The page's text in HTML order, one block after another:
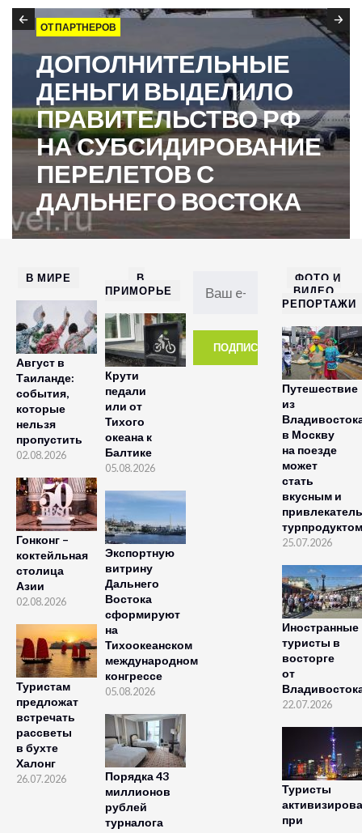
ОТ ПАРТНЕРОВ
ДОПОЛНИТЕЛЬНЫЕ
ДЕНЬГИ ВЫДЕЛИЛО
ПРАВИТЕЛЬСТВО РФ
НА СУБСИДИРОВАНИЕ
ПЕРЕЛЕТОВ С
ДАЛЬНЕГО ВОСТОКА
В МИРЕ
Август в
Таиланде:
события,
которые
нельзя
пропустить
02.08.2026
Гонконг –
коктейльная
столица
Азии
02.08.2026
Туристам
предложат
встречать
рассветы
в бухте
Халонг
26.07.2026
В
ПРИМОРЬЕ
Крути
педали
или от
Тихого
океана к
Балтике
05.08.2026
Экспортную
витрину
Дальнего
Востока
сформируют
на
Тихоокеанском
международном
конгрессе
05.08.2026
Порядка 43
миллионов
рублей
турналога
ФОТО И
ВИДЕО
РЕПОРТАЖИ
Путешествие
из
в Москву
на поезде
может
стать
вкусным и
турпродуктом
25.07.2026
Иностранные
туристы в
восторге
от
22.07.2026
Туристы
при